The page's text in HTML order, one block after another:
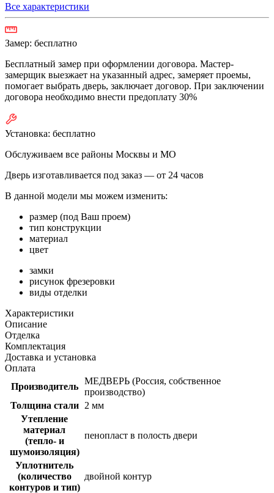
Все характеристики
Замер: бесплатно
Бесплатный замер при оформлении договора. Мастер-
замерщик выезжает на указанный адрес, замеряет проемы,
помогает выбрать дверь, заключает договор. При заключении
договора необходимо внести предоплату 30%
Установка: бесплатно
Обслуживаем все районы Москвы и МО
Дверь изготавливается под заказ — от 24 часов
В данной модели мы можем изменить:
размер (под Ваш проем)
тип конструкции
материал
цвет
замки
рисунок фрезеровки
виды отделки
Характеристики
Описание
Отделка
Комплектация
Доставка и установка
Оплата
Производитель
МЕДВЕРЬ (Россия, собственное
производство)
Толщина стали
2 мм
Утепление
материал
(тепло- и
шумоизоляция)
пенопласт в полость двери
Уплотнитель
(количество
контуров и тип)
двойной контур